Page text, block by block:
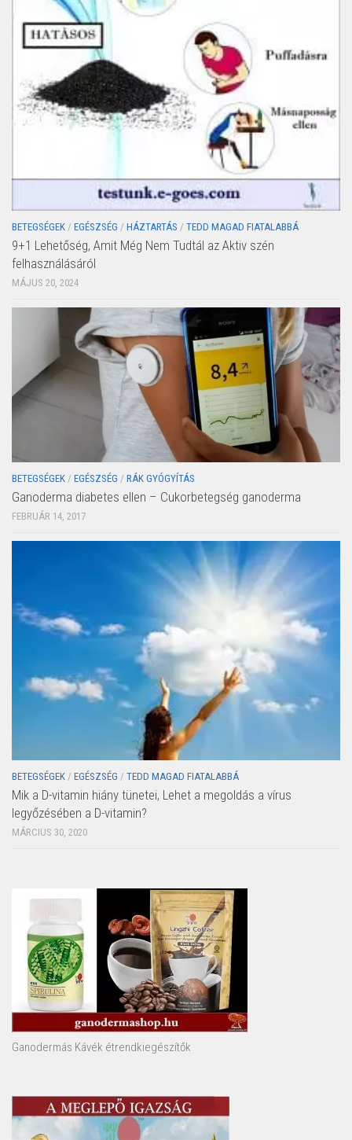
BETEGSÉGEK / EGÉSZSÉG / HÁZTARTÁS / TEDD MAGAD FIATALABBÁ
9+1 Lehetőség, Amit Még Nem Tudtál az Aktiv szén
felhasználásáról
MÁJUS 20, 2024
BETEGSÉGEK / EGÉSZSÉG / RÁK GYÓGYÍTÁS
Ganoderma diabetes ellen – Cukorbetegség ganoderma
FEBRUÁR 14, 2017
BETEGSÉGEK / EGÉSZSÉG / TEDD MAGAD FIATALABBÁ
Mik a D-vitamin hiány tünetei, Lehet a megoldás a vírus
legyőzésében a D-vitamin?
MÁRCIUS 30, 2020
Ganodermás Kávék étrendkiegészítők